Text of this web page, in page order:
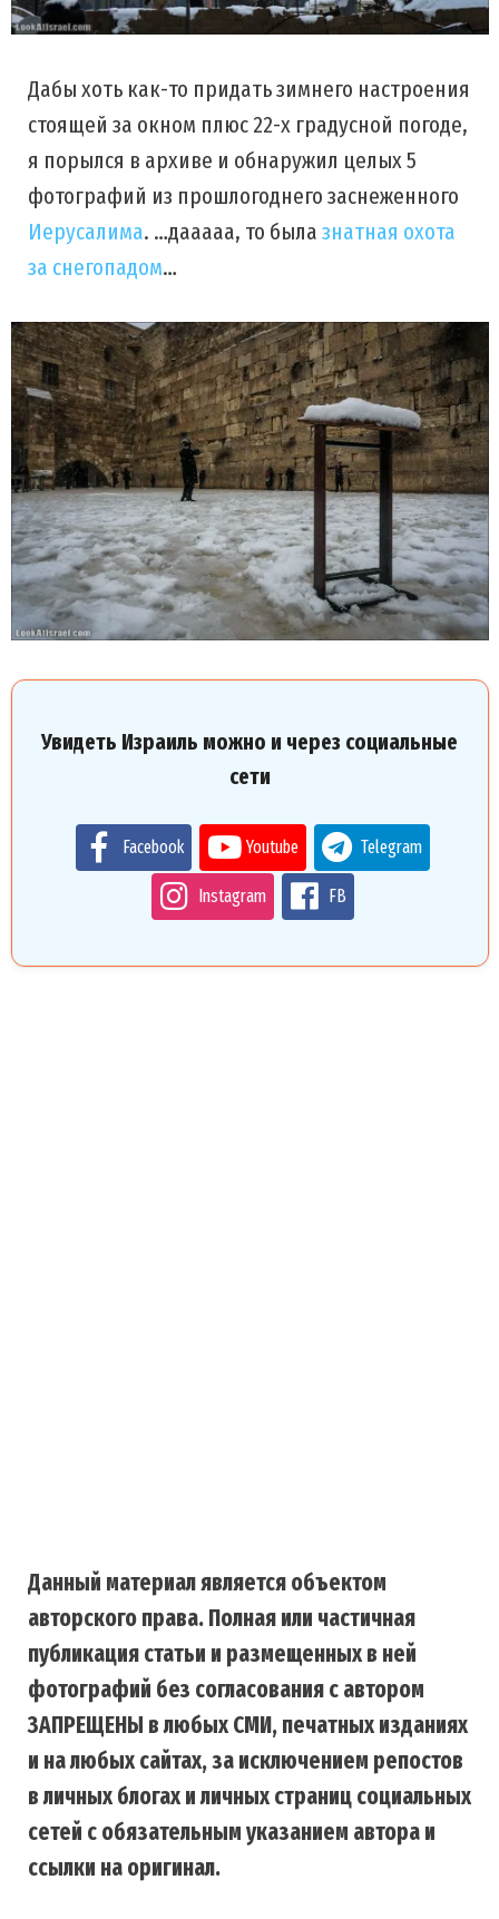
Дабы хоть как-то придать зимнего настроения
стоящей за окном плюс 22-х градусной погоде,
я порылся в архиве и обнаружил целых 5
фотографий из прошлогоднего заснеженного
Иерусалима. …дааааа, то былазнатная охота
за снегопадом…
Увидеть Израиль можно и через социальные
сети
Facebook Youtube Telegram
Instagram FB
Данный материал является объектом
авторского права. Полная или частичная
публикация статьи и размещенных в ней
фотографий без согласования с автором
ЗАПРЕЩЕНЫ в любых СМИ, печатных изданиях
и на любых сайтах, за исключением репостов
в личных блогах и личных страниц социальных
сетей с обязательным указанием автора и
ссылки на оригинал.